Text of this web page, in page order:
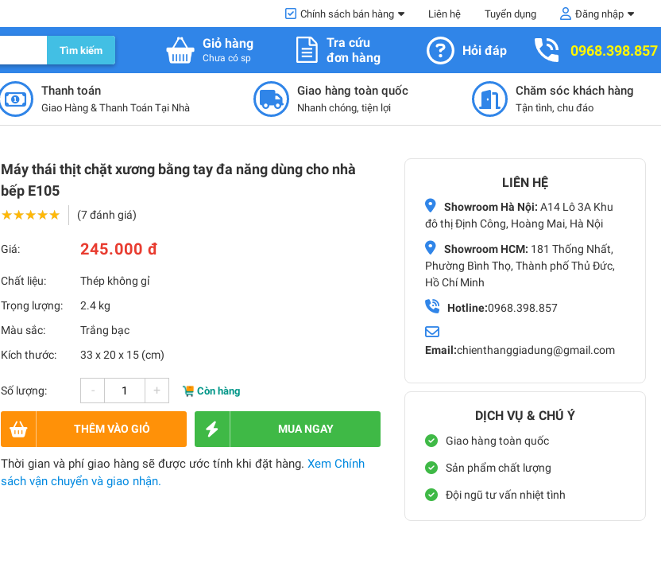
Chính sách bán hàng Liên hệ Tuyển dụng Đăng nhập
Tìm kiếm Giỏ hàng
Chưa có sp
Tra cứu
đơn hàng
Hỏi đáp 0968.398.857
Thanh toán
Giao Hàng & Thanh Toán Tại Nhà
Giao hàng toàn quốc
Nhanh chóng, tiện lợi
Chăm sóc khách hàng
Tận tình, chu đáo
Máy thái thịt chặt xương bằng tay đa năng dùng cho nhà
bếp E105
★★★★★
★★★★★ (7 đánh giá)
Giá: 245.000 đ
Chất liệu:
Thép không gỉ
Trọng lượng:
2.4 kg
Màu sắc:
Trắng bạc
Kích thước:
33 x 20 x 15 (cm)
Số lượng: - + Còn hàng
THÊM VÀO GIỎ MUA NGAY
Thời gian và phí giao hàng sẽ được ước tính khi đặt hàng.Xem Chính
sách vận chuyển và giao nhận.
LIÊN HỆ
Showroom Hà Nội: A14 Lô 3A Khu
đô thị Định Công, Hoàng Mai, Hà Nội
Showroom HCM: 181 Thống Nhất,
Phường Bình Thọ, Thành phố Thủ Đức,
Hồ Chí Minh
Hotline:0968.398.857
Email:chienthanggiadung@gmail.com
DỊCH VỤ & CHÚ Ý
Giao hàng toàn quốc
Sản phẩm chất lượng
Đội ngũ tư vấn nhiệt tình